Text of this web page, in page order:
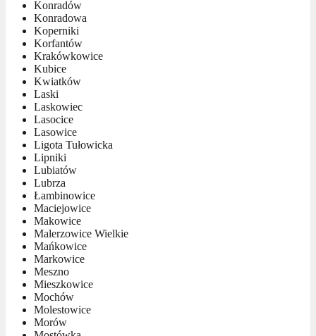
Konradów
Konradowa
Koperniki
Korfantów
Krakówkowice
Kubice
Kwiatków
Laski
Laskowiec
Lasocice
Lasowice
Ligota Tułowicka
Lipniki
Lubiatów
Lubrza
Łambinowice
Maciejowice
Makowice
Malerzowice Wielkie
Mańkowice
Markowice
Meszno
Mieszkowice
Mochów
Molestowice
Morów